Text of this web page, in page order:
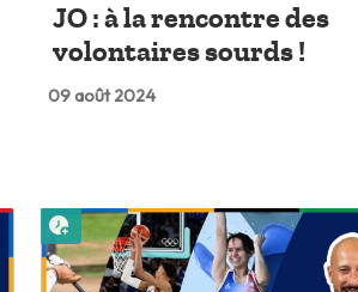
JO : à la rencontre des
volontaires sourds !
09 août 2024
Lire plus tard